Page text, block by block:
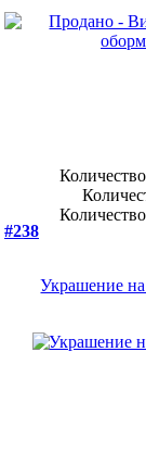
#238
Украшение